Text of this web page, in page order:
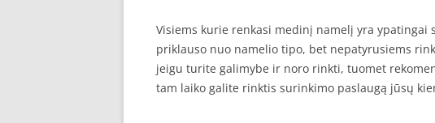
Visiems kurie renkasi medinį namelį yra ypatingai
priklauso nuo namelio tipo, bet nepatyrusiems
jeigu turite galimybe ir noro rinkti, tuomet
tam laiko galite rinktis surinkimo paslaugą jūsų